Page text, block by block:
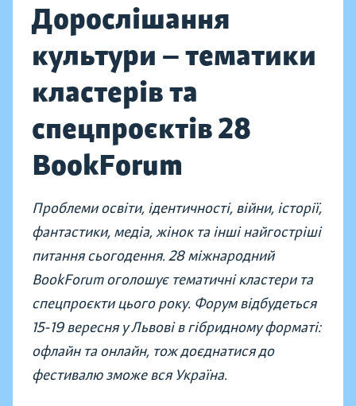
Дорослішання
культури — тематики
кластерів та
спецпроєктів 28
BookForum
Проблеми освіти, ідентичності, війни, історії,
фантастики, медіа, жінок та інші найгостріші
питання сьогодення. 28 міжнародний
BookForum оголошує тематичні кластери та
спецпроєкти цього року. Форум відбудеться
15-19 вересня у Львові в гібридному форматі:
офлайн та онлайн, тож доєднатися до
фестивалю зможе вся Україна.